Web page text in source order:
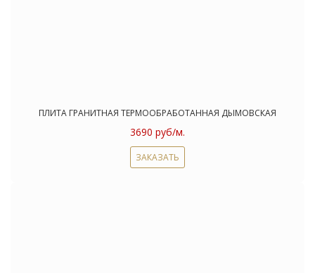
ПЛИТА ГРАНИТНАЯ ТЕРМООБРАБОТАННАЯ ДЫМОВСКАЯ
3690 руб/м.
ЗАКАЗАТЬ